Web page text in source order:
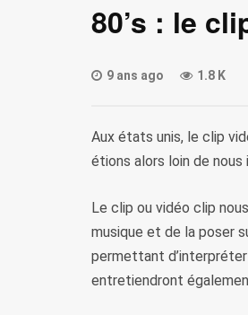
80’s : le
9 ans ago 1.8 K
Aux états unis, le clip
étions alors loin de nous
Le clip ou vidéo clip
musique et de la poser
permettant
entretiendront